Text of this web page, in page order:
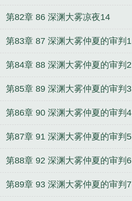
第82章 86 深渊大雾凉夜14
第83章 87 深渊大雾仲夏的审判1
第84章 88 深渊大雾仲夏的审判2
第85章 89 深渊大雾仲夏的审判3
第86章 90 深渊大雾仲夏的审判4
第87章 91 深渊大雾仲夏的审判5
第88章 92 深渊大雾仲夏的审判6
第89章 93 深渊大雾仲夏的审判7